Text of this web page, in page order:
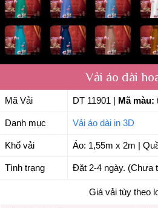
Vải áo dài
Mã Vải DT 11901 Mã màu:
Danh mục Vải áo dài in 3D
Khổ vải Áo: 1,55m x 2m |
Tình trạng Đặt 2-4 ngày. (Chưa
Giá vải tùy theo